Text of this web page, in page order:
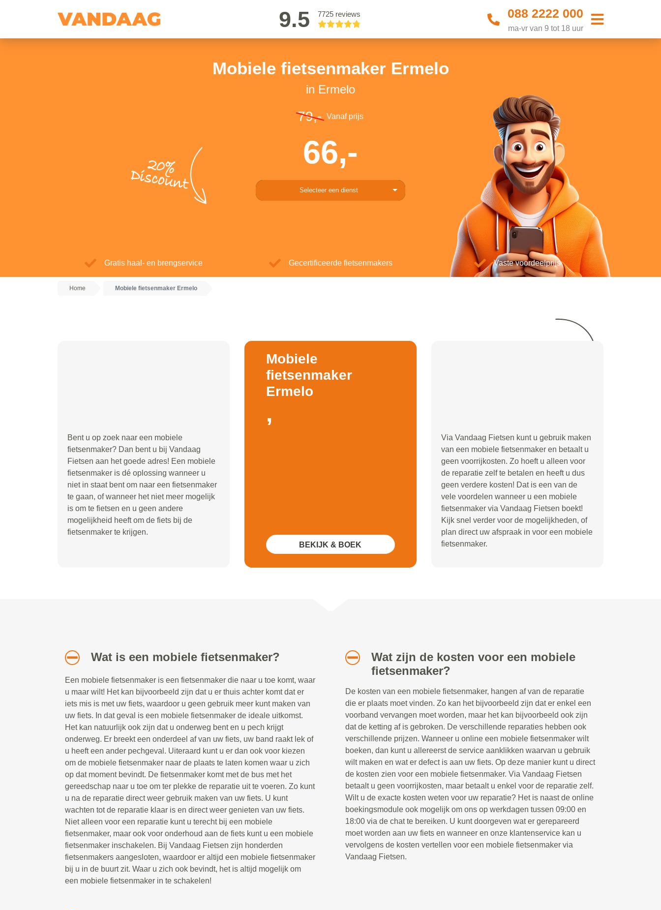
9.5 7725 reviews 088 2222 000
ma-vr van 9 tot 18 uur
Mobiele fietsenmaker Ermelo
in Ermelo
20%
Discount
79,- Vanaf prijs
66,-
Selecteer een dienst
Gratis haal- en brengservice Gecertificeerde fietsenmakers Vaste voordeelprijs
Home Mobiele fietsenmaker Ermelo
Bent u op zoek naar een mobiele
fietsenmaker? Dan bent u bij Vandaag
Fietsen aan het goede adres! Een mobiele
fietsenmaker is dé oplossing wanneer u
niet in staat bent om naar een fietsenmaker
te gaan, of wanneer het niet meer mogelijk
is om te fietsen en u geen andere
mogelijkheid heeft om de fiets bij de
fietsenmaker te krijgen.
Mobiele
fietsenmaker
Ermelo
,
BEKIJK & BOEK
Via Vandaag Fietsen kunt u gebruik maken
van een mobiele fietsenmaker en betaalt u
geen voorrijkosten. Zo hoeft u alleen voor
de reparatie zelf te betalen en heeft u dus
geen verdere kosten! Dat is een van de
vele voordelen wanneer u een mobiele
fietsenmaker via Vandaag Fietsen boekt!
Kijk snel verder voor de mogelijkheden, of
plan direct uw afspraak in voor een mobiele
fietsenmaker.
Wat is een mobiele fietsenmaker?
Een mobiele fietsenmaker is een fietsenmaker die naar u toe komt, waar
u maar wilt! Het kan bijvoorbeeld zijn dat u er thuis achter komt dat er
iets mis is met uw fiets, waardoor u geen gebruik meer kunt maken van
uw fiets. In dat geval is een mobiele fietsenmaker de ideale uitkomst.
Het kan natuurlijk ook zijn dat u onderweg bent en u pech krijgt
onderweg. Er breekt een onderdeel af van uw fiets, uw band raakt lek of
u heeft een ander pechgeval. Uiteraard kunt u er dan ook voor kiezen
om de mobiele fietsenmaker naar de plaats te laten komen waar u zich
op dat moment bevindt. De fietsenmaker komt met de bus met het
gereedschap naar u toe om ter plekke de reparatie uit te voeren. Zo kunt
u na de reparatie direct weer gebruik maken van uw fiets. U kunt
wachten tot de reparatie klaar is en direct weer genieten van uw fiets.
Niet alleen voor een reparatie kunt u terecht bij een mobiele
fietsenmaker, maar ook voor onderhoud aan de fiets kunt u een mobiele
fietsenmaker inschakelen. Bij Vandaag Fietsen zijn honderden
fietsenmakers aangesloten, waardoor er altijd een mobiele fietsenmaker
bij u in de buurt zit. Waar u zich ook bevindt, het is altijd mogelijk om
een mobiele fietsenmaker in te schakelen!
Wat zijn de kosten voor een mobiele
fietsenmaker?
De kosten van een mobiele fietsenmaker, hangen af van de reparatie
die er plaats moet vinden. Zo kan het bijvoorbeeld zijn dat er enkel een
voorband vervangen moet worden, maar het kan bijvoorbeeld ook zijn
dat de ketting af is gebroken. De verschillende reparaties hebben ook
verschillende prijzen. Wanneer u online een mobiele fietsenmaker wilt
boeken, dan kunt u allereerst de service aanklikken waarvan u gebruik
wilt maken en wat er defect is aan uw fiets. Op deze manier kunt u direct
de kosten zien voor een mobiele fietsenmaker. Via Vandaag Fietsen
betaalt u geen voorrijkosten, maar betaalt u enkel voor de reparatie zelf.
Wilt u de exacte kosten weten voor uw reparatie? Het is naast de online
boekingsmodule ook mogelijk om ons op werkdagen tussen 09:00 en
18:00 via de chat te bereiken. U kunt doorgeven wat er gerepareerd
moet worden aan uw fiets en wanneer en onze klantenservice kan u
vervolgens de kosten vertellen voor een mobiele fietsenmaker via
Vandaag Fietsen.